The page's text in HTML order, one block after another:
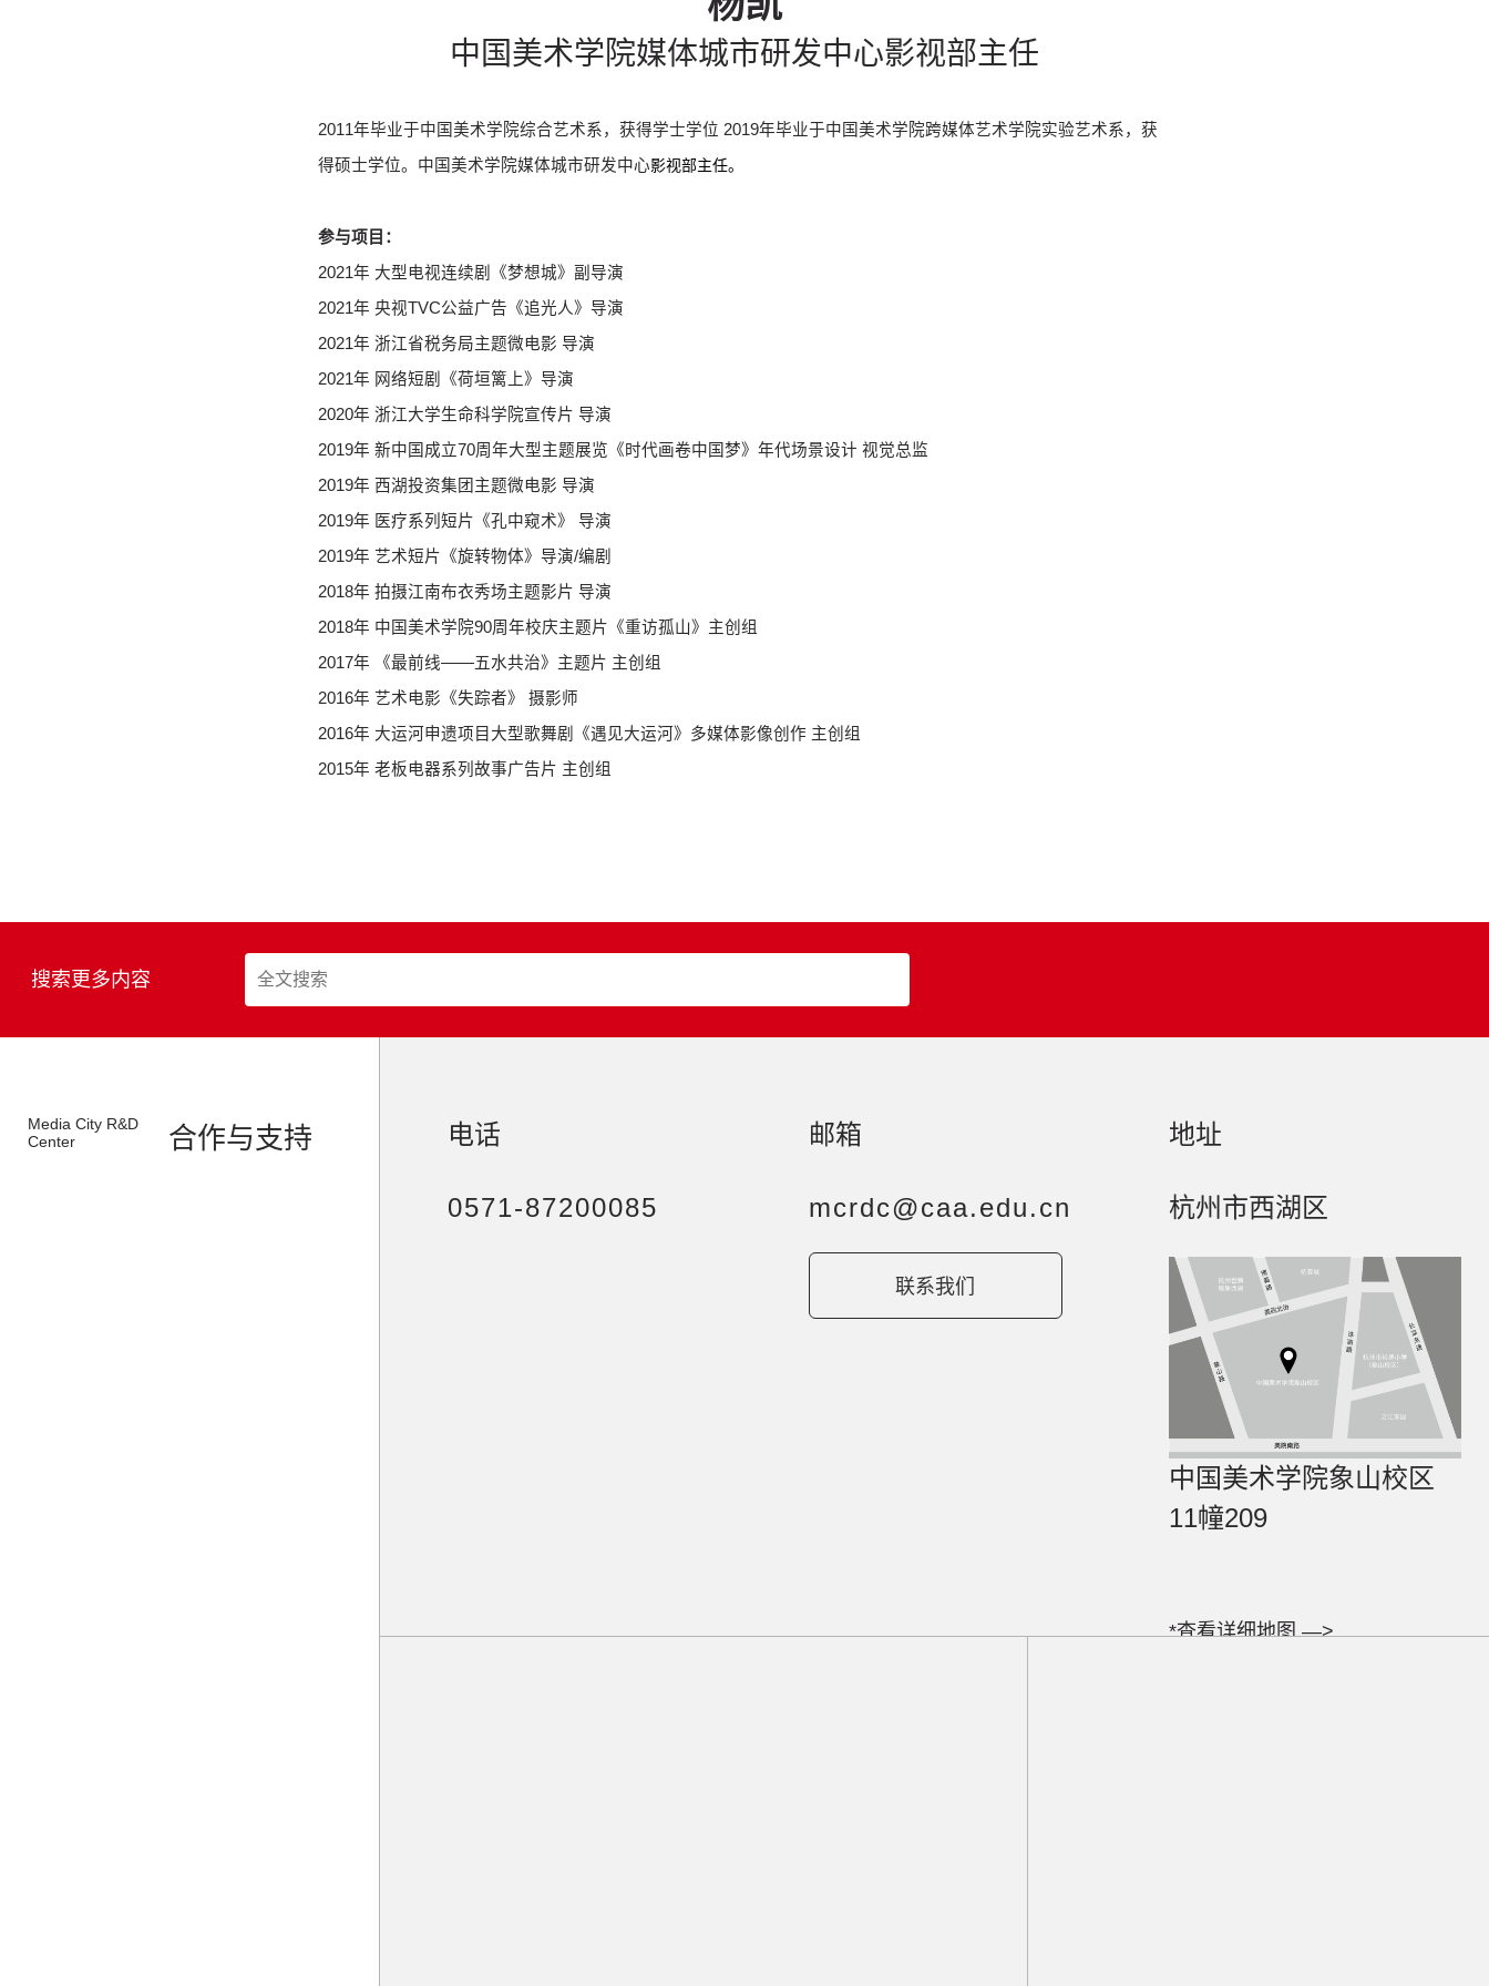
中国美术学院媒体城市研发中心影视部主任
2011年毕业于中国美术学院综合艺术系，获得学士学位 2019年毕业于中国美术学院跨媒体艺术学院实验艺术系，获
得硕士学位。中国美术学院媒体城市研发中心影视部主任。
参与项目：
2021年 大型电视连续剧《梦想城》副导演
2021年 央视TVC公益广告《追光人》导演
2021年 浙江省税务局主题微电影 导演
2021年 网络短剧《荷垣篱上》导演
2020年 浙江大学生命科学院宣传片 导演
2019年 新中国成立70周年大型主题展览《时代画卷中国梦》年代场景设计 视觉总监
2019年 西湖投资集团主题微电影 导演
2019年 医疗系列短片《孔中窥术》 导演
2019年 艺术短片《旋转物体》导演/编剧
2018年 拍摄江南布衣秀场主题影片 导演
2018年 中国美术学院90周年校庆主题片《重访孤山》主创组
2017年 《最前线——五水共治》主题片 主创组
2016年 艺术电影《失踪者》 摄影师
2016年 大运河申遗项目大型歌舞剧《遇见大运河》多媒体影像创作 主创组
2015年 老板电器系列故事广告片 主创组
搜索更多内容
Media City R&D
Center
合作与支持 电话
0571-87200085
邮箱
mcrdc@caa.edu.cn
联系我们
地址
杭州市西湖区
中国美术学院象山校区
11幢209
*查看详细地图 —>